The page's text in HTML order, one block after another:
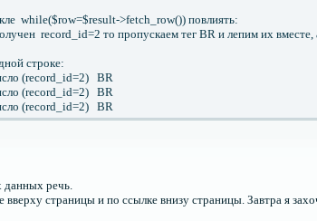
while($row=$result->fetch_row()) повлиять:
record_id=2 то пропускаем тег BR и лепим их
строке:
(record_id=2) BR
(record_id=2) BR
(record_id=2) BR
данных речь.
страницы и по ссылке внизу страницы. Завтра я